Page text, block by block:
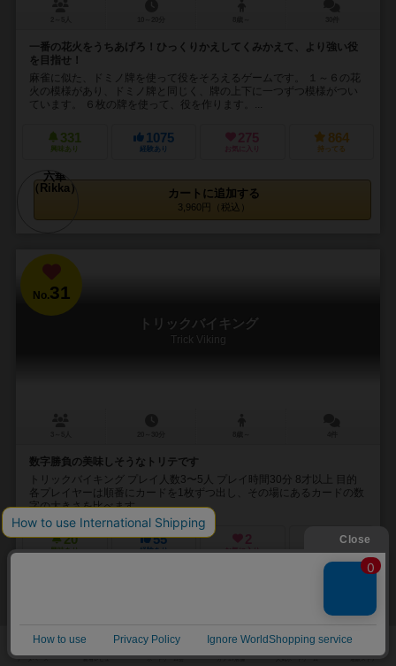
一番の花火をうちあげろ！ひっくりかえしてくみかえて、より強い役
を目指せ！
麻雀に似た、ドミノ牌を使って役をそろえるゲームです。 １～６の花
火の模様があり、ドミノ牌と同じく、牌の上下に一つずつ模様がつい
ています。 ６枚の牌を使って、役を作ります。...
331
興味あり
1075
経験あり
275
お気に入り
864
持ってる
カートに追加する
3,960円（税込）
No.31
トリックバイキング
Trick Viking
数字勝負の美味しそうなトリテです
トリックバイキング プレイ人数3〜5人 プレイ時間30分 8才以上 目的
各プレイヤーは順番にカードを1枚ずつ出し、その場にあるカードの数
字の大きさを比べます。...
20
興味あり
55
経験あり
2
お気に入り
22